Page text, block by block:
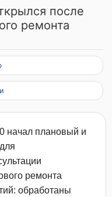
после
ремонта
начал плановый и
ремонта
обработаны